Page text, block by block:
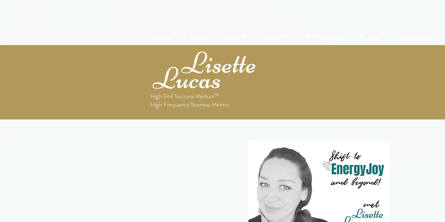
Lisette
Lucas
High End Success Medium™
High Frequency Business Mentor